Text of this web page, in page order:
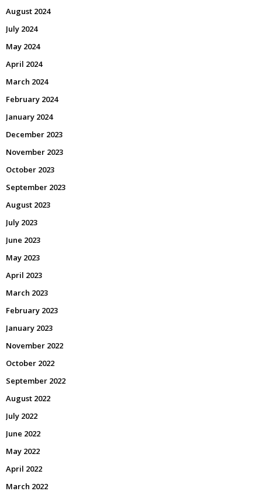
August 2024
July 2024
May 2024
April 2024
March 2024
February 2024
January 2024
December 2023
November 2023
October 2023
September 2023
August 2023
July 2023
June 2023
May 2023
April 2023
March 2023
February 2023
January 2023
November 2022
October 2022
September 2022
August 2022
July 2022
June 2022
May 2022
April 2022
March 2022